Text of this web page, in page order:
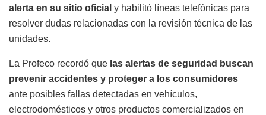
alerta en su sitio oficial y habilitó líneas telefónicas para
resolver dudas relacionadas con la revisión técnica de las
unidades.
La Profeco recordó que las alertas de seguridad buscan
prevenir accidentes y proteger a los consumidores
ante posibles fallas detectadas en vehículos,
electrodomésticos y otros productos comercializados en